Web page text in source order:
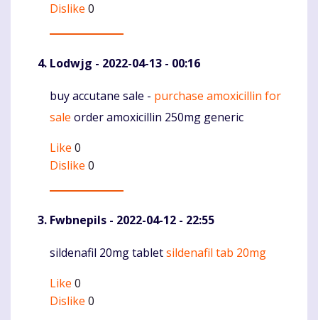
Dislike 0
Lodwjg - 2022-04-13 - 00:16
Komentaras
buy accutane sale - purchase amoxicillin for
sale order amoxicillin 250mg generic
Like 0
Dislike 0
Fwbnepils - 2022-04-12 - 22:55
Komentaras
sildenafil 20mg tabletsildenafil tab 20mg
Like 0
Dislike 0